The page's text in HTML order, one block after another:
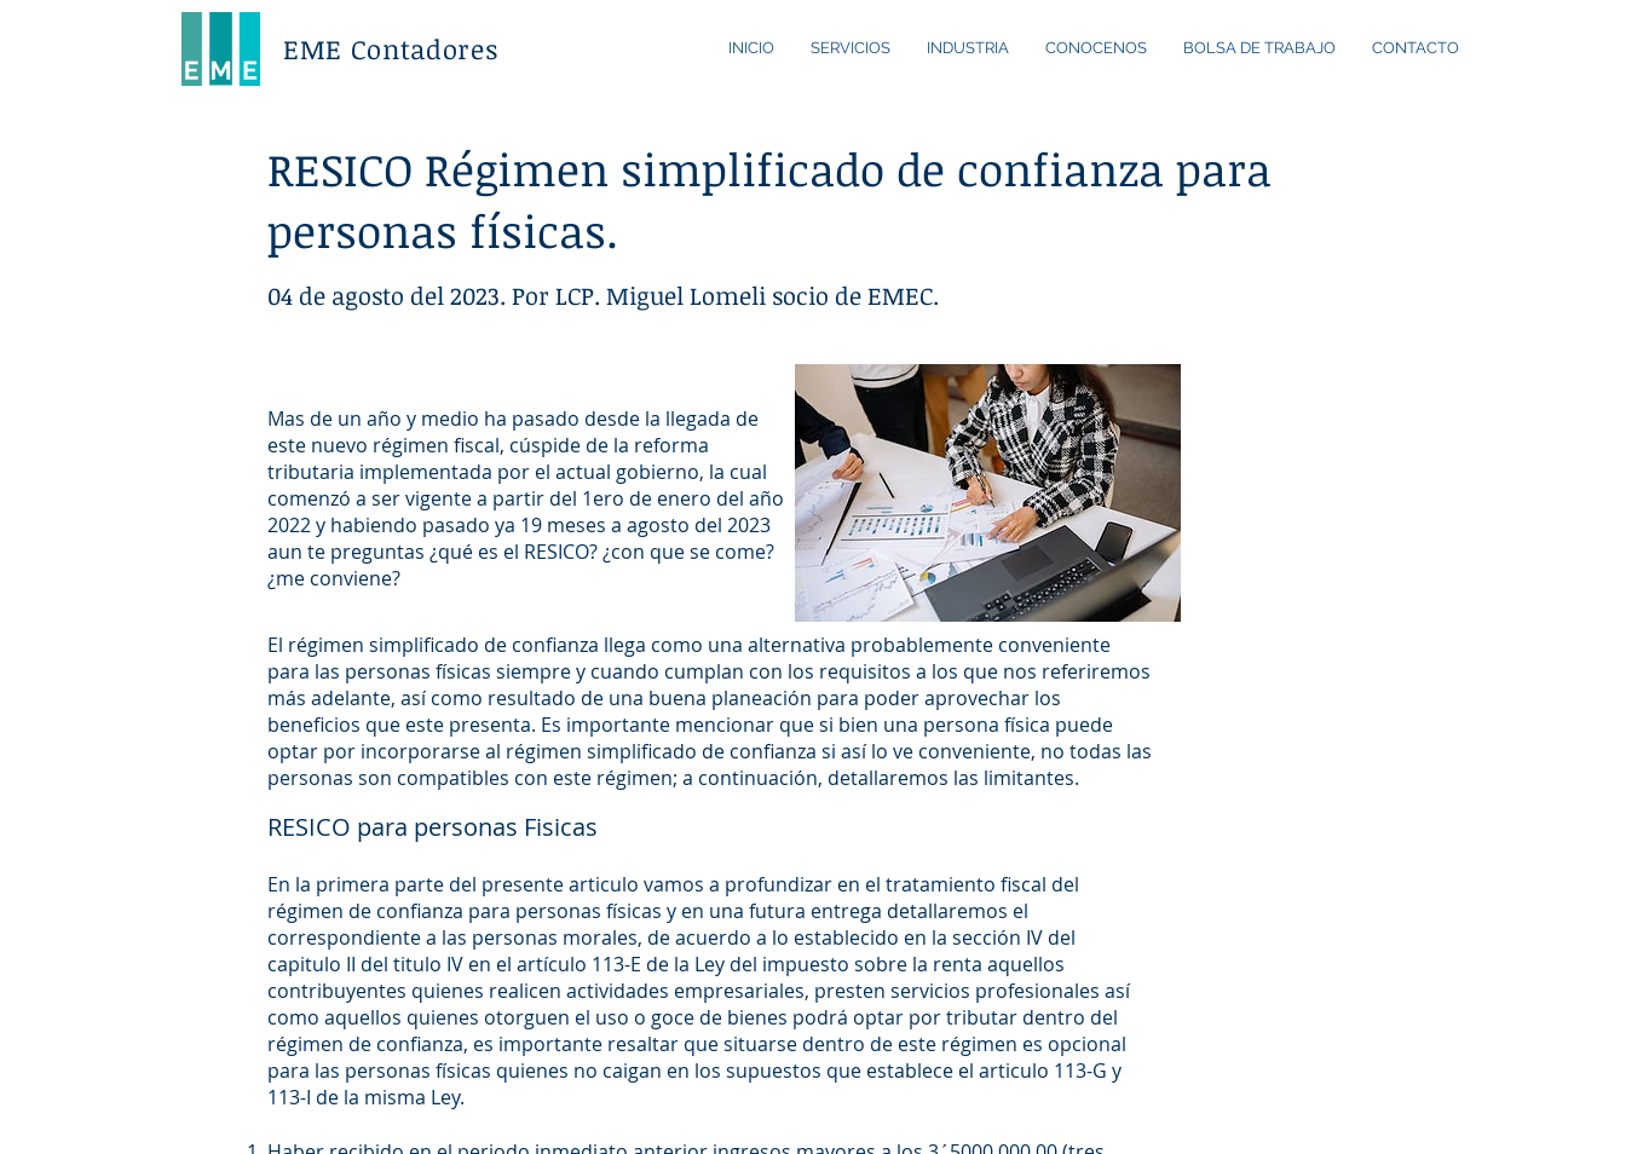
EME Contadores INICIO SERVICIOS INDUSTRIA CONOCENOS BOLSA DE TRABAJO CONTACTO
RESICO Régimen simplificado de confianza para
personas físicas.
04 de agosto del 2023. Por LCP. Miguel Lomeli socio de EMEC.
Mas de un año y medio ha pasado desde la llegada de
este nuevo régimen fiscal, cúspide de la reforma
tributaria implementada por el actual gobierno, la cual
comenzó a ser vigente a partir del 1ero de enero del año
2022 y habiendo pasado ya 19 meses a agosto del 2023
aun te preguntas ¿qué es el RESICO? ¿con que se come?
¿me conviene?
El régimen simplificado de confianza llega como una alternativa probablemente conveniente
para las personas físicas siempre y cuando cumplan con los requisitos a los que nos referiremos
más adelante, así como resultado de una buena planeación para poder aprovechar los
beneficios que este presenta. Es importante mencionar que si bien una persona física puede
optar por incorporarse al régimen simplificado de confianza si así lo ve conveniente, no todas las
personas son compatibles con este régimen; a continuación, detallaremos las limitantes.
RESICO para personas Fisicas
En la primera parte del presente articulo vamos a profundizar en el tratamiento fiscal del
régimen de confianza para personas físicas y en una futura entrega detallaremos el
correspondiente a las personas morales, de acuerdo a lo establecido en la sección IV del
capitulo II del titulo IV en el artículo 113-E de la Ley del impuesto sobre la renta aquellos
contribuyentes quienes realicen actividades empresariales, presten servicios profesionales así
como aquellos quienes otorguen el uso o goce de bienes podrá optar por tributar dentro del
régimen de confianza, es importante resaltar que situarse dentro de este régimen es opcional
para las personas físicas quienes no caigan en los supuestos que establece el articulo 113-G y
113-I de la misma Ley.